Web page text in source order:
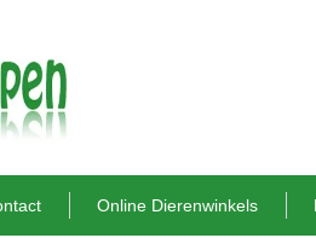
Online Dierenwinkels